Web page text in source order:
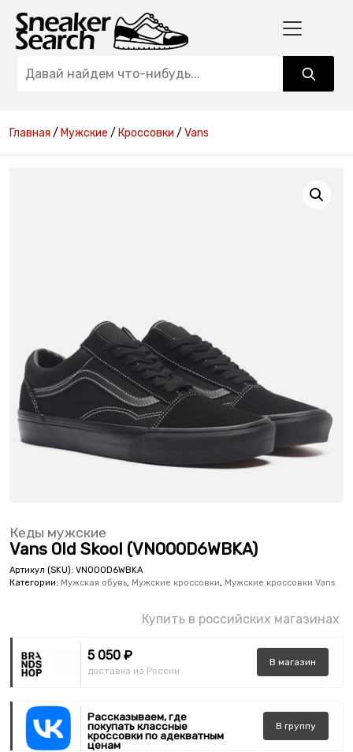
Главная / Мужские / Кроссовки / Vans
Кеды мужские
Vans Old Skool (VN000D6WBKA)
Артикул (SKU): VN000D6WBKA
Категории: Мужская обувь, Мужские кроссовки, Мужские кроссовки Vans
Купить в российских магазинах
5 050 ₽
доставка из России
В магазин
Рассказываем, где
покупать классные
кроссовки по адекватным
ценам
В группу